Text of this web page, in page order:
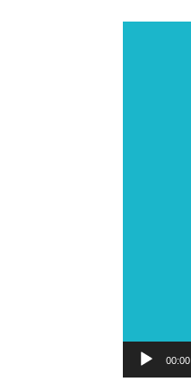
00:00